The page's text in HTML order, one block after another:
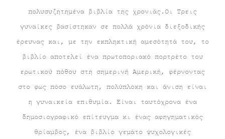
πολυσυζητημένα βιβλία της χρονιάς.Οι Τρεις
γυναίκες βασίστηκαν σε πολλά χρόνια διεξοδικής
έρευνας και, με την εκπληκτική αμεσότητά του, το
βιβλίο αποτελεί ένα πρωτοποριακό πορτρέτο του
ερωτικού πόθου στη σημερινή Αμερική, φέρνοντας
στο φως πόσο ευάλωτη, πολύπλοκη και άνιση είναι
η γυναικεία επιθυμία. Είναι ταυτόχρονα ένα
δημοσιογραφικό επίτευγμα κι ένας αφηγηματικός
θρίαμβος, ένα βιβλίο γεμάτο ψυχολογικές